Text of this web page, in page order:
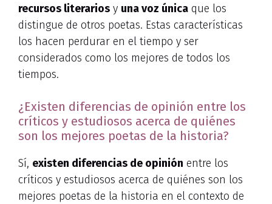
recursos literarios y una voz única que los
distingue de otros poetas. Estas características
los hacen perdurar en el tiempo y ser
considerados como los mejores de todos los
tiempos.
¿Existen diferencias de opinión entre los
críticos y estudiosos acerca de quiénes
son los mejores poetas de la historia?
Sí, existen diferencias de opinión entre los
críticos y estudiosos acerca de quiénes son los
mejores poetas de la historia en el contexto de